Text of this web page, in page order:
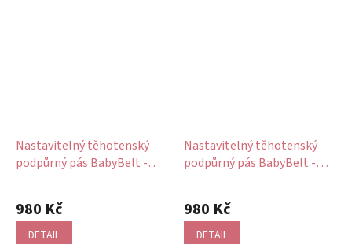
Nastavitelný těhotenský
podpůrný pás BabyBelt -
hodnocení
produktu
980 Kč
DETAIL
Nastavitelný těhotenský
podpůrný pás BabyBelt -
980 Kč
DETAIL